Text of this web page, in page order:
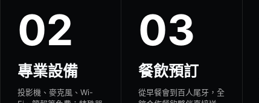
02
專業設備
投影機、麥克風、Wi-
03
餐飲預訂
從早餐會到百人尾牙，全